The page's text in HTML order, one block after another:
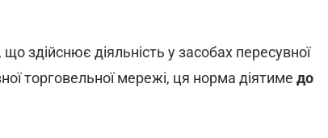
здійснює діяльність у засобах пересувної
торговельної мережі, ця норма діятиме до